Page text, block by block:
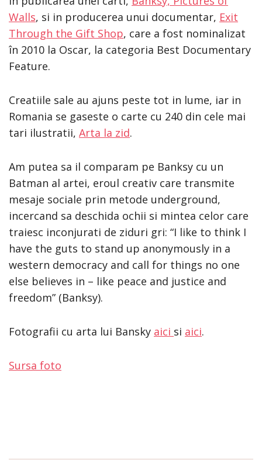
Walls, si in producerea unui documentar, Exit
Through the Gift Shop, care a fost nominalizat
în 2010 la Oscar, la categoria Best Documentary
Feature.
Creatiile sale au ajuns peste tot in lume, iar in
Romania se gaseste o carte cu 240 din cele mai
tari ilustratii, Arta la zid.
Am putea sa il comparam pe Banksy cu un
Batman al artei, eroul creativ care transmite
mesaje sociale prin metode underground,
incercand sa deschida ochii si mintea celor care
traiesc inconjurati de ziduri gri: “I like to think I
have the guts to stand up anonymously in a
western democracy and call for things no one
else believes in – like peace and justice and
freedom” (Banksy).
Fotografii cu arta lui Bansky aici si aici.
Sursa foto